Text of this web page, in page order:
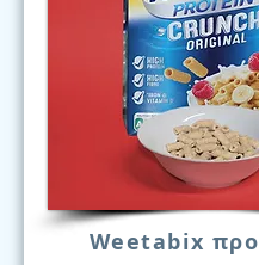
Weetabix